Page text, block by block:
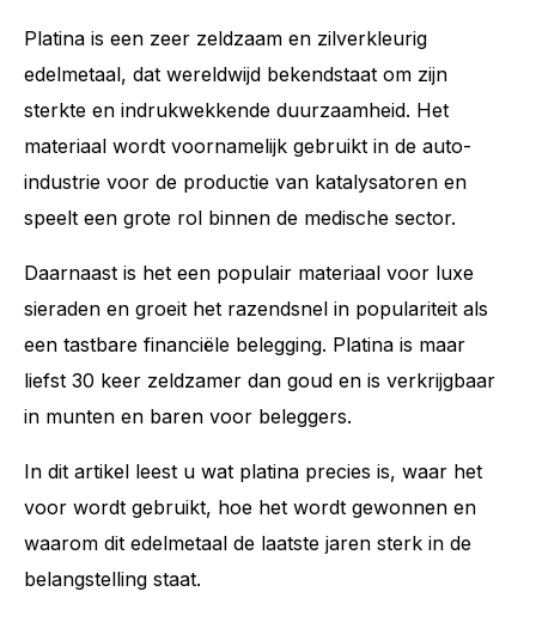
Platina is een zeer zeldzaam en zilverkleurig
edelmetaal, dat wereldwijd bekendstaat om zijn
sterkte en indrukwekkende duurzaamheid. Het
materiaal wordt voornamelijk gebruikt in de auto-
industrie voor de productie van katalysatoren en
speelt een grote rol binnen de medische sector.
Daarnaast is het een populair materiaal voor luxe
sieraden en groeit het razendsnel in populariteit als
een tastbare financiële belegging. Platina is maar
liefst 30 keer zeldzamer dan goud en is verkrijgbaar
in munten en baren voor beleggers.
In dit artikel leest u wat platina precies is, waar het
voor wordt gebruikt, hoe het wordt gewonnen en
waarom dit edelmetaal de laatste jaren sterk in de
belangstelling staat.